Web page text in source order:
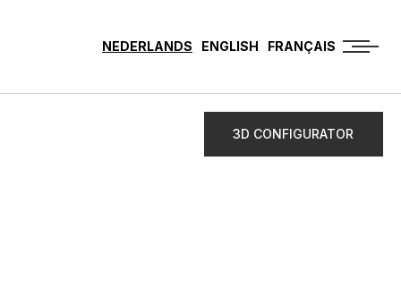
NEDERLANDS ENGLISH FRANÇAIS
3D CONFIGURATOR